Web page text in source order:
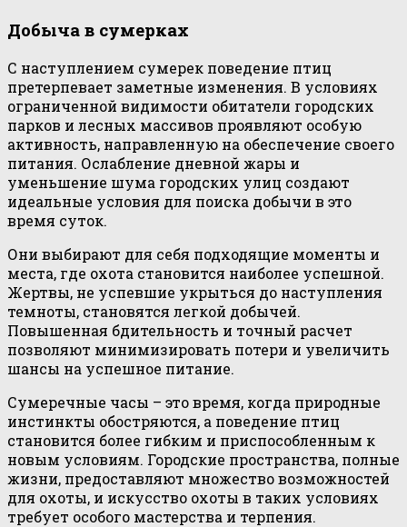
Добыча в сумерках
С наступлением сумерек поведение птиц
претерпевает заметные изменения. В условиях
ограниченной видимости обитатели городских
парков и лесных массивов проявляют особую
активность, направленную на обеспечение своего
питания. Ослабление дневной жары и
уменьшение шума городских улиц создают
идеальные условия для поиска добычи в это
время суток.
Они выбирают для себя подходящие моменты и
места, где охота становится наиболее успешной.
Жертвы, не успевшие укрыться до наступления
темноты, становятся легкой добычей.
Повышенная бдительность и точный расчет
позволяют минимизировать потери и увеличить
шансы на успешное питание.
Сумеречные часы – это время, когда природные
инстинкты обостряются, а поведение птиц
становится более гибким и приспособленным к
новым условиям. Городские пространства, полные
жизни, предоставляют множество возможностей
для охоты, и искусство охоты в таких условиях
требует особого мастерства и терпения.